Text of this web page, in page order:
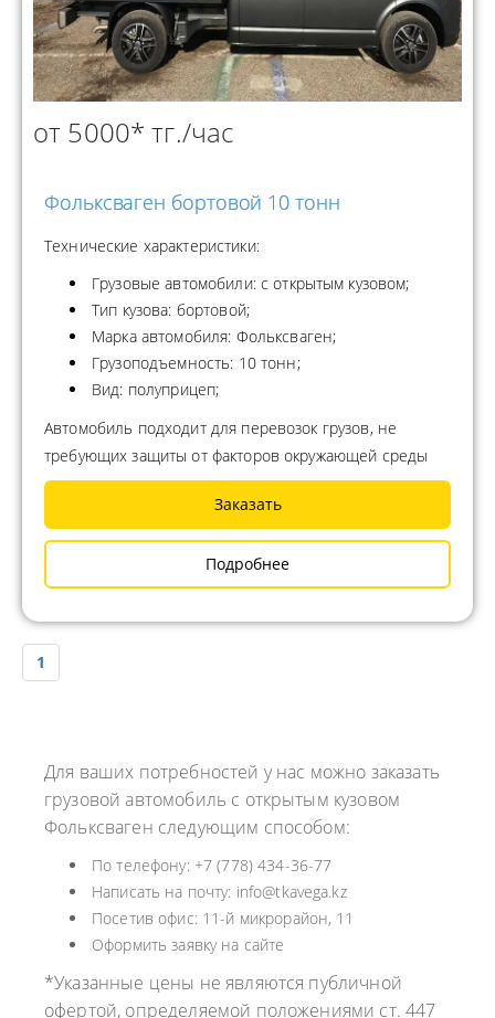
от 5000* тг./час
Фольксваген бортовой 10 тонн
Технические характеристики:
Грузовые автомобили: с открытым кузовом;
Тип кузова: бортовой;
Марка автомобиля: Фольксваген;
Грузоподъемность: 10 тонн;
Вид: полуприцеп;
Автомобиль подходит для перевозок грузов, не
требующих защиты от факторов окружающей среды
Заказать
Подробнее
1
Для ваших потребностей у нас можно заказать
грузовой автомобиль с открытым кузовом
Фольксваген следующим способом:
По телефону: +7 (778) 434-36-77
Написать на почту: info@tkavega.kz
Посетив офис: 11-й микрорайон, 11
Оформить заявку на сайте
*Указанные цены не являются публичной
офертой, определяемой положениями ст. 447